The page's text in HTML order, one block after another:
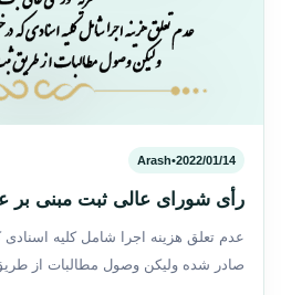
2022/01/14
•
Arash
رأی شورای عالی ثبت مبنی بر
عدم تعلق هزینه اجرا شامل کلیه
صادر شده ولیکن وصول مطالبات از